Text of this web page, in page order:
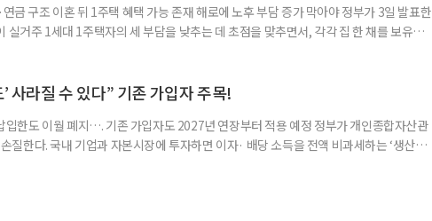
금 구조 이혼 뒤 1주택 혜택 가능 존재 해로에 노후 부담 증가 막아야 정부가 3일 발표한
실거주 1세대 1주택자의 세 부담을 낮추는 데 초점을 맞추면서, 각각 집 한 채를 보유한
보유하면 한 세대가 두 채를 가진 것으로 보지만, 실제 이혼해 주거와 생계를 분
사라질 수 있다” 기존 가입자 주목!
입한도 이월 폐지…. 기존 가입자도 2027년 연장부터 적용 예정 정부가 개인종합자산관
질한다. 국내 기업과 자본시장에 투자하면 이자· 배당 소득을 전액 비과세하는 ‘생산적